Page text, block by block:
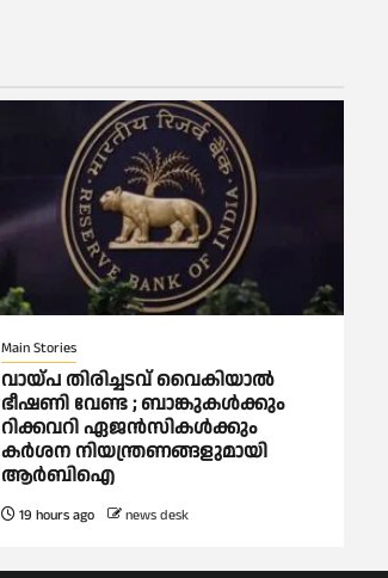
Main Stories
വായ്പ തിരിച്ചടവ് വൈകിയാല്‍
ഭീഷണി വേണ്ട ; ബാങ്കുകള്‍ക്കും
റിക്കവറി ഏജൻസികള്‍ക്കും
കര്‍ശന നിയന്ത്രണങ്ങളുമായി
ആര്‍ബിഐ
19 hours ago news desk